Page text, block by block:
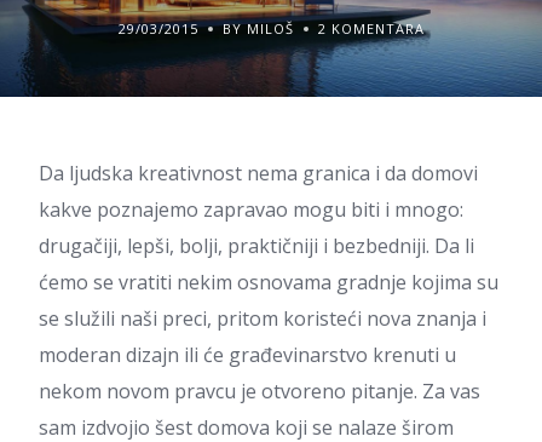
29/03/2015 BY MILOŠ 2 KOMENTARA
Da ljudska kreativnost nema granica i da domovi
kakve poznajemo zapravao mogu biti i mnogo:
drugačiji, lepši, bolji, praktičniji i bezbedniji. Da li
ćemo se vratiti nekim osnovama gradnje kojima su
se služili naši preci, pritom koristeći nova znanja i
moderan dizajn ili će građevinarstvo krenuti u
nekom novom pravcu je otvoreno pitanje. Za vas
sam izdvojio šest domova koji se nalaze širom